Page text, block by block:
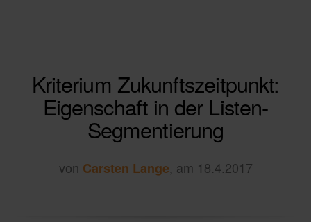
Kriterium Zukunftszeitpunkt:
Eigenschaft in der Listen-
Segmentierung
von Carsten Lange, am 18.4.2017